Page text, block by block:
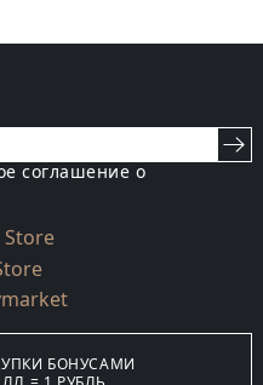
соглашение о
БОНУСАМИ